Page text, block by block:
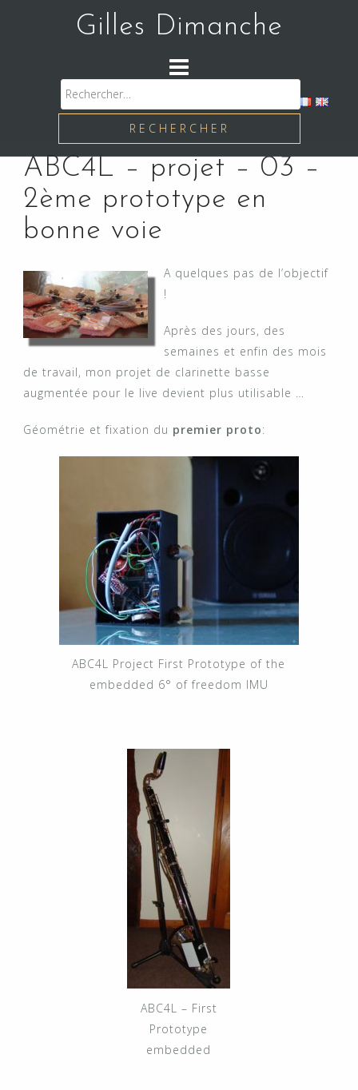
Gilles Dimanche
Rechercher :
ABC4L – projet – 03 –
2ème prototype en
bonne voie
A quelques pas de l’objectif
!
Après des jours, des
semaines et enfin des mois
de travail, mon projet de clarinette basse
augmentée pour le live devient plus utilisable …
Géométrie et fixation du premier proto:
ABC4L Project First Prototype of the
embedded 6° of freedom IMU
ABC4L – First
Prototype
embedded